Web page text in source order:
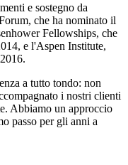
e sostegno da
che ha nominato il
Fellowships, che
e l'Aspen Institute,
a tutto tondo: non
i nostri clienti
Abbiamo un approccio
passo per gli anni a